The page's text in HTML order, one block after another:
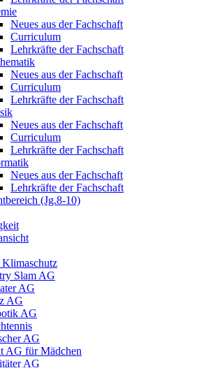
Neues aus der Fachschaft
Curriculum
Lehrkräfte der Fachschaft
Neues aus der Fachschaft
Curriculum
Lehrkräfte der Fachschaft
Neues aus der Fachschaft
Curriculum
Lehrkräfte der Fachschaft
Neues aus der Fachschaft
Lehrkräfte der Fachschaft
(Jg.8-10)
Slam AG
AG
AG
AG
AG
AG für Mädchen
AG